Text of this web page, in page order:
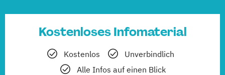
Kostenloses Infomaterial
Kostenlos
Unverbindlich
Alle Infos auf einen Blick